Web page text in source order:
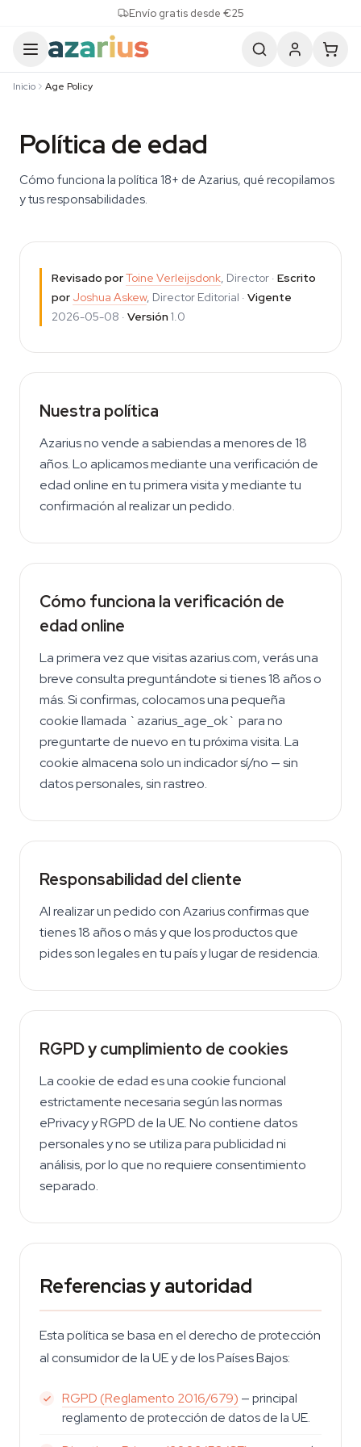
Envío gratis desde €25
Inicio Age Policy
Política de edad
Cómo funciona la política 18+ de Azarius, qué recopilamos
y tus responsabilidades.
Revisado porToine Verleijsdonk, Director · Escrito
por Joshua Askew, Director Editorial · Vigente
2026-05-08 · Versión 1.0
Nuestra política
Azarius no vende a sabiendas a menores de 18
años. Lo aplicamos mediante una verificación de
edad online en tu primera visita y mediante tu
confirmación al realizar un pedido.
Cómo funciona la verificación de
edad online
La primera vez que visitas azarius.com, verás una
breve consulta preguntándote si tienes 18 años o
más. Si confirmas, colocamos una pequeña
cookie llamada `azarius_age_ok` para no
preguntarte de nuevo en tu próxima visita. La
cookie almacena solo un indicador sí/no — sin
datos personales, sin rastreo.
Responsabilidad del cliente
Al realizar un pedido con Azarius confirmas que
tienes 18 años o más y que los productos que
pides son legales en tu país y lugar de residencia.
RGPD y cumplimiento de cookies
La cookie de edad es una cookie funcional
estrictamente necesaria según las normas
ePrivacy y RGPD de la UE. No contiene datos
personales y no se utiliza para publicidad ni
análisis, por lo que no requiere consentimiento
separado.
Referencias y autoridad
Esta política se basa en el derecho de protección
al consumidor de la UE y de los Países Bajos:
RGPD (Reglamento 2016/679) — principal
reglamento de protección de datos de la UE.